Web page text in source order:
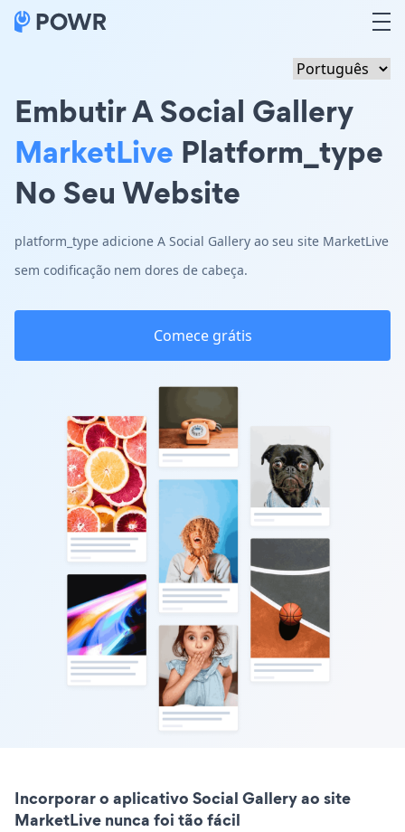
Embutir A Social Gallery
MarketLive Platform_type
No Seu Website
platform_type adicione A Social Gallery ao seu site MarketLive
sem codificação nem dores de cabeça.
Comece grátis
Incorporar o aplicativo Social Gallery ao site
MarketLive nunca foi tão fácil